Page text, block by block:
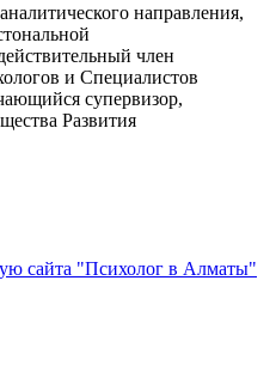
направления,
член
и Специалистов
супервизор,
Развития
сайта "Психолог в Алматы"